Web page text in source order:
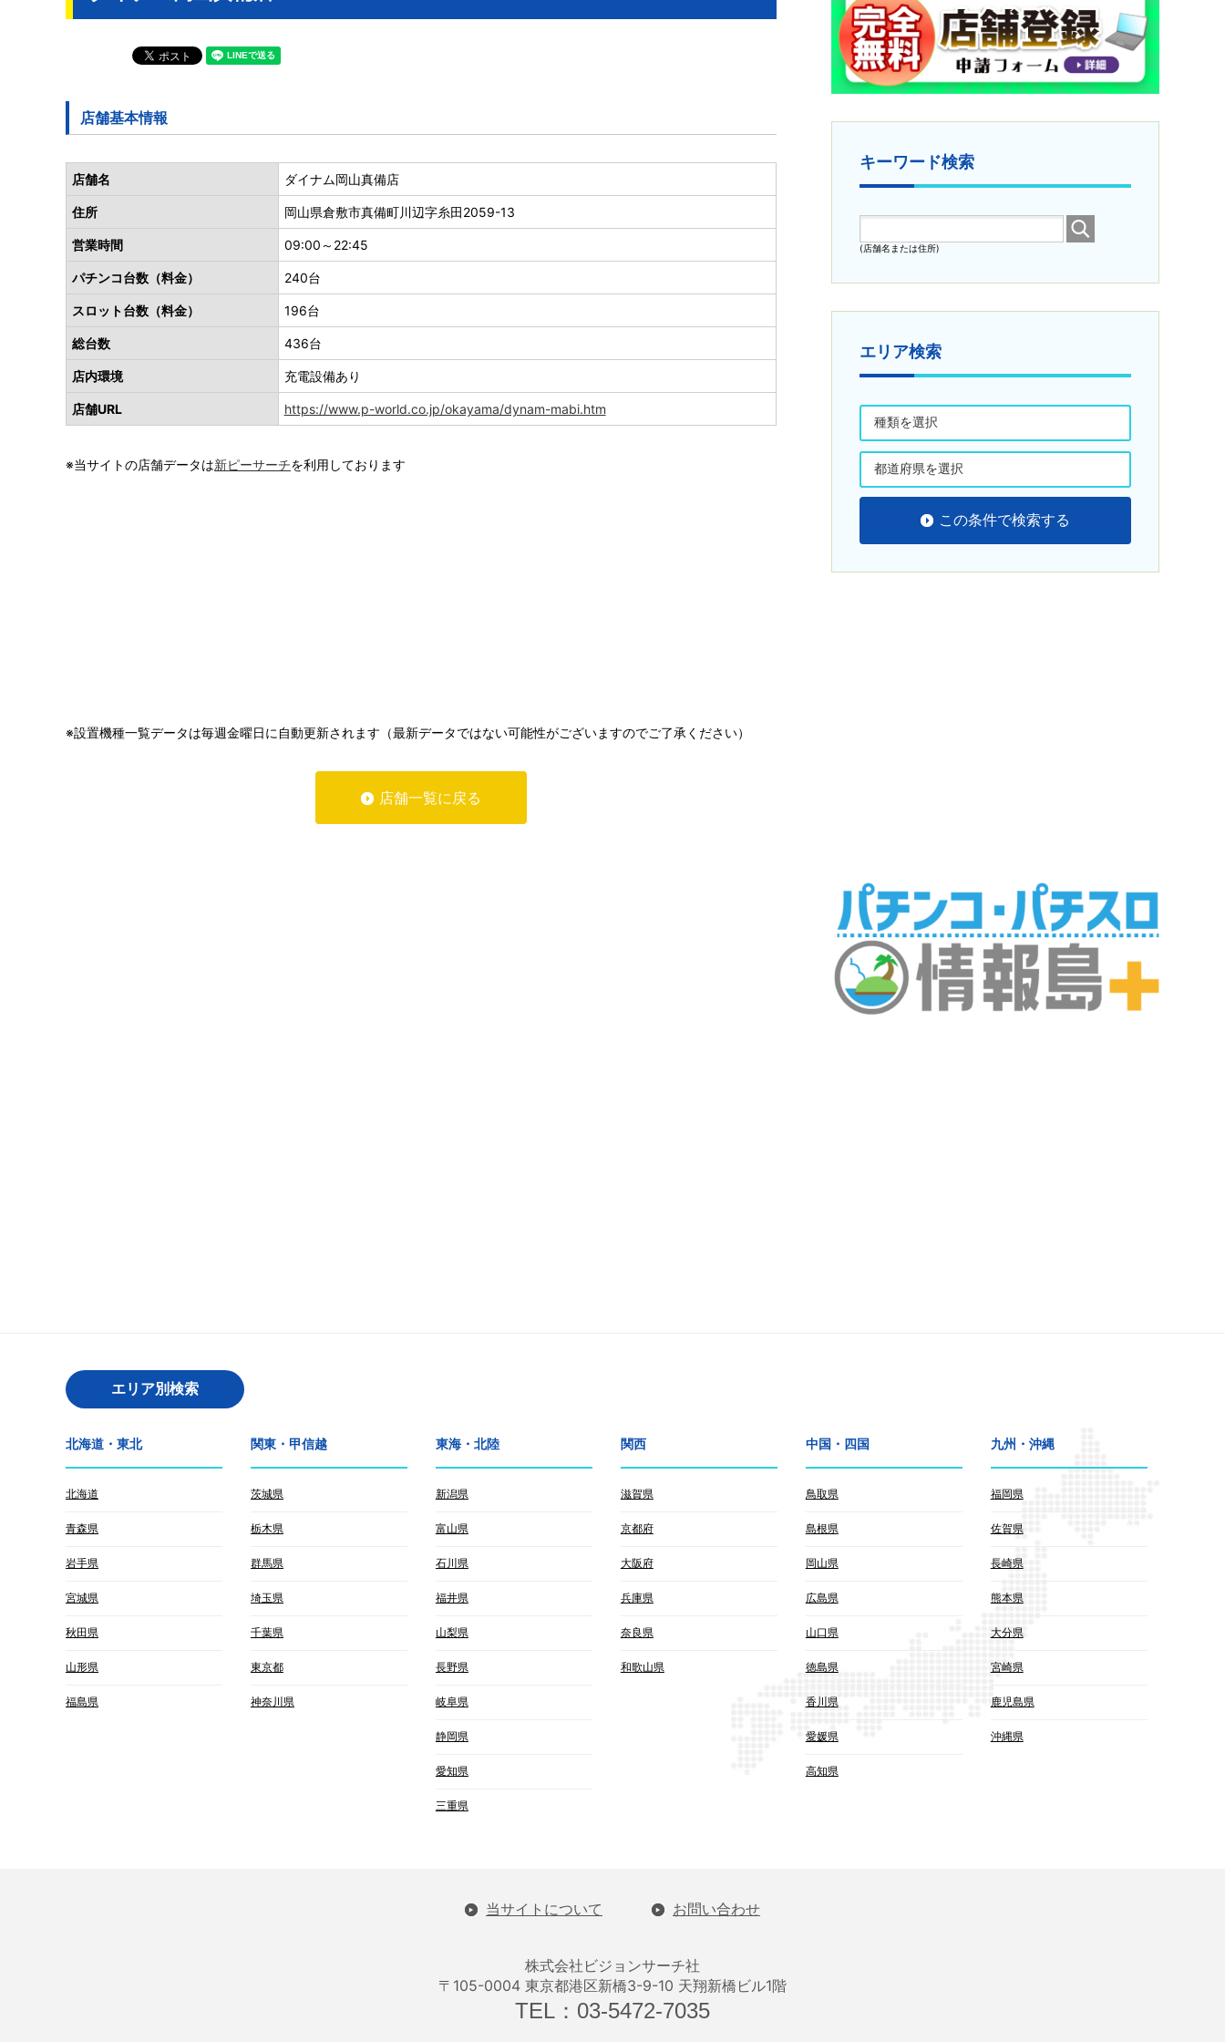
店舗基本情報
店舗名 ダイナム岡山真備店
住所 岡山県倉敷市真備町川辺字糸田2059-13
営業時間 09:00～22:45
パチンコ台数（料金） 240台
スロット台数（料金） 196台
総台数 436台
店内環境 充電設備あり
店舗URL https://www.p-world.co.jp/okayama/dynam-mabi.htm
※当サイトの店舗データは新ピーサーチを利用しております
※設置機種一覧データは毎週金曜日に自動更新されます（最新データではない可能性がございますのでご了承ください）
店舗一覧に戻る
キーワード検索
(店舗名または住所)
エリア検索
この条件で検索する
エリア別検索
北海道・東北
北海道
青森県
岩手県
宮城県
秋田県
山形県
福島県
関東・甲信越
茨城県
栃木県
群馬県
埼玉県
千葉県
東京都
神奈川県
東海・北陸
新潟県
富山県
石川県
福井県
山梨県
長野県
岐阜県
静岡県
愛知県
三重県
関西
滋賀県
京都府
大阪府
兵庫県
奈良県
和歌山県
中国・四国
鳥取県
島根県
岡山県
広島県
山口県
徳島県
香川県
愛媛県
高知県
九州・沖縄
福岡県
佐賀県
長崎県
熊本県
大分県
宮崎県
鹿児島県
沖縄県
当サイトについて お問い合わせ
株式会社ビジョンサーチ社
〒105-0004 東京都港区新橋3-9-10 天翔新橋ビル1階
TEL：03-5472-7035